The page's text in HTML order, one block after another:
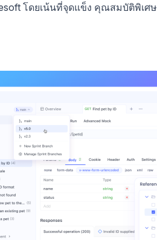
โดยเน้นที่จุดแข็ง คุณสมบัติพิเศ